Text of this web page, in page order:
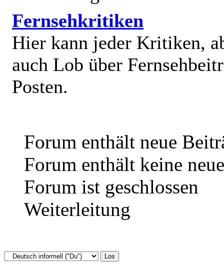
Fernsehkritiken
Hier kann jeder Kritiken,
auch Lob über
Posten.
Forum enthält neue
Forum enthält keine
Forum ist geschlossen
Weiterleitung